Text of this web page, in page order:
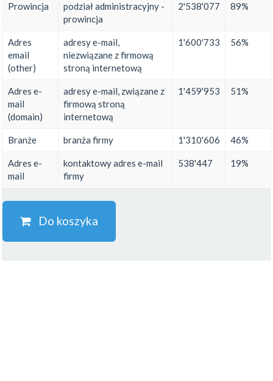
Prowincja
podział administracyjny -
prowincja
2'538'077 89%
Adres
email
(other)
adresy e-mail,
niezwiązane z firmową
stroną internetową
1'600'733 56%
Adres e-
mail
(domain)
adresy e-mail, związane z
firmową stroną
internetową
1'459'953 51%
Branże branża firmy 1'310'606 46%
Adres e-
mail
kontaktowy adres e-mail
firmy
538'447 19%
Do koszyka